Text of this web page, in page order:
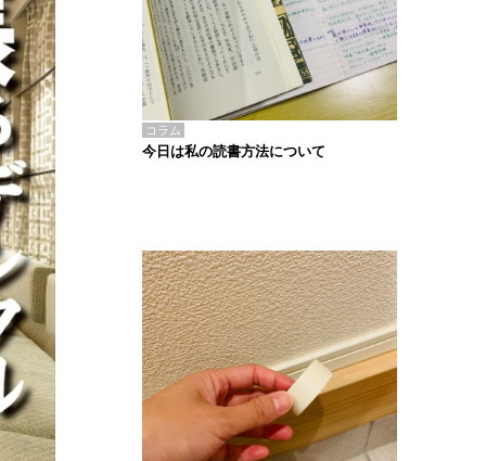
コラム
今日は私の読書方法について